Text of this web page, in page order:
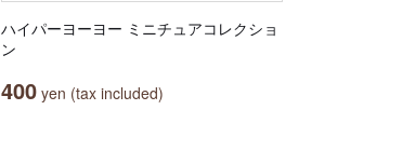
ハイパーヨーヨー ミニチュアコレクショ
ン
400 yen (tax included)